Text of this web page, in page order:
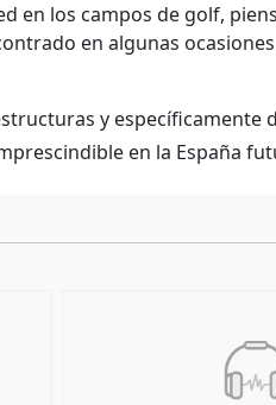
en los campos de golf,
en algunas
y específicamente
en la España